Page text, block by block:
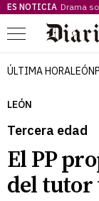
ES NOTICIA Drama
Menú
ÚLTIMA HORALEÓN
LEÓN
Tercera edad
El PP
del tutor